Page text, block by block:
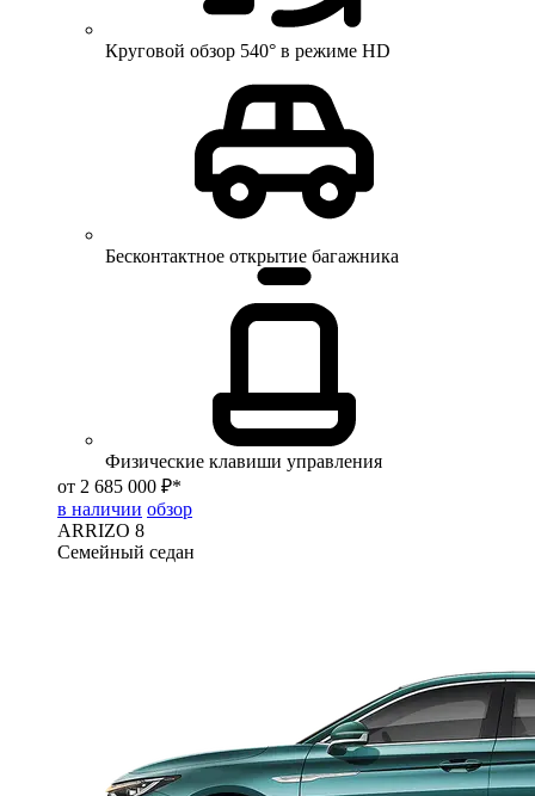
Круговой обзор 540° в режиме HD
Бесконтактное открытие багажника
Физические клавиши управления
от 2 685 000 ₽*
в наличии обзор
ARRIZO 8
Семейный седан